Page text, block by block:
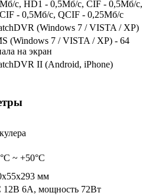
с, HD1 - 0,5Мб/с, CIF - 0,5Мб/с,
- 0,5Мб/с, QCIF - 0,25Мб/с
(Windows 7 / VISTA / XP)
(Windows 7 / VISTA / XP) - 64
на экран
II (Android, iPhone)
~ +50°C
мм
12В 6A, мощность 72Вт